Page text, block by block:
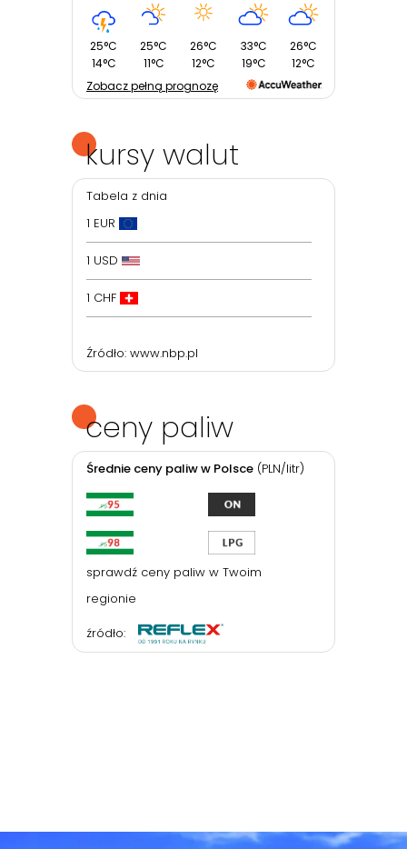
25°C
14°C
25°C
11°C
26°C
12°C
33°C
19°C
26°C
12°C
Zobacz pełną prognozę
ceny paliw
Średnie ceny paliw w Polsce (PLN/litr)
sprawdź ceny paliw w Twoim
regionie
źródło:
kursy walut
Tabela z dnia
1 EUR
1 USD
1 CHF
Źródło: www.nbp.pl